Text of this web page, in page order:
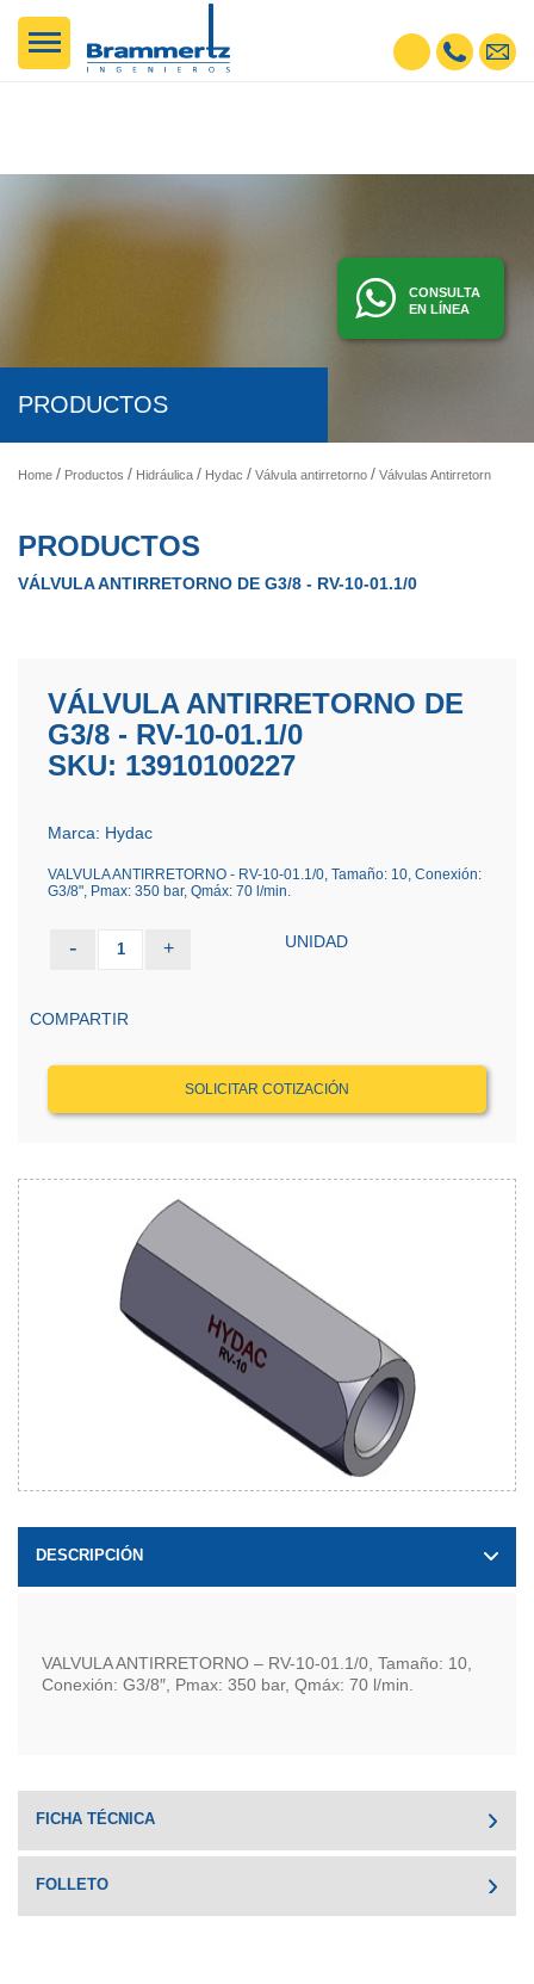
CONSULTA
EN LÍNEA
PRODUCTOS
Home Productos Hidráulica Hydac Válvula antirretorno Válvulas Antirretorno
PRODUCTOS
VÁLVULA ANTIRRETORNO DE G3/8 - RV-10-01.1/0
VÁLVULA ANTIRRETORNO DE
G3/8 - RV-10-01.1/0
SKU: 13910100227
Marca: Hydac
VALVULA ANTIRRETORNO - RV-10-01.1/0, Tamaño: 10, Conexión:
G3/8", Pmax: 350 bar, Qmáx: 70 l/min.
- 1 + UNIDAD
COMPARTIR
SOLICITAR COTIZACIÓN
DESCRIPCIÓN
VALVULA ANTIRRETORNO – RV-10-01.1/0, Tamaño: 10,
Conexión: G3/8″, Pmax: 350 bar, Qmáx: 70 l/min.
FICHA TÉCNICA
FOLLETO